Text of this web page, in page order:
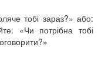
тобі зараз?» або:
«Чи потрібна тобі